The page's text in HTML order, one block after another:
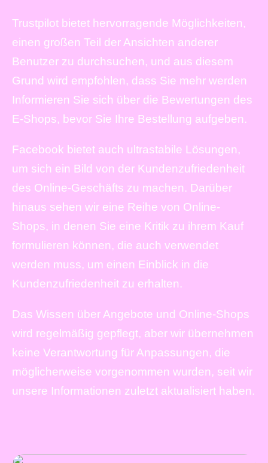
Trustpilot bietet hervorragende Möglichkeiten,
einen großen Teil der Ansichten anderer
Benutzer zu durchsuchen, und aus diesem
Grund wird empfohlen, dass Sie mehr werden
Informieren Sie sich über die Bewertungen des
E-Shops, bevor Sie Ihre Bestellung aufgeben.
Facebook bietet auch ultrastabile Lösungen,
um sich ein Bild von der Kundenzufriedenheit
des Online-Geschäfts zu machen. Darüber
hinaus sehen wir eine Reihe von Online-
Shops, in denen Sie eine Kritik zu ihrem Kauf
formulieren können, die auch verwendet
werden muss, um einen Einblick in die
Kundenzufriedenheit zu erhalten.
Das Wissen über Angebote und Online-Shops
wird regelmäßig gepflegt, aber wir übernehmen
keine Verantwortung für Anpassungen, die
möglicherweise vorgenommen wurden, seit wir
unsere Informationen zuletzt aktualisiert haben.